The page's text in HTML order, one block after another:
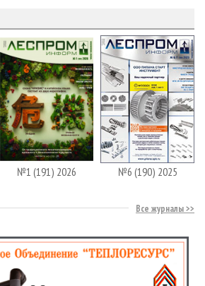
№1 (191) 2026 №6 (190) 2025
Все журналы